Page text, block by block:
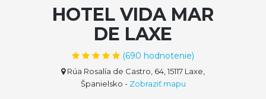
HOTEL VIDA MAR
DE LAXE
(690 hodnotenie)
Rúa Rosalía de Castro, 64, 15117 Laxe,
Španielsko - Zobraziť mapu